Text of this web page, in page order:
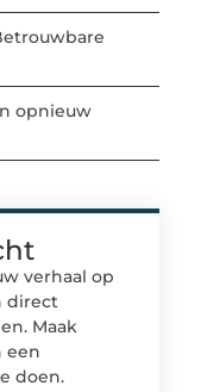
opnieuw
verhaal op
direct
Maak
een
doen.